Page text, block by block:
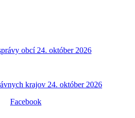
obcí 24. október 2026
krajov 24. október 2026